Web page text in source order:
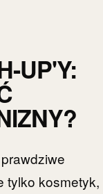
UP'Y:
tylko kosmetyk,